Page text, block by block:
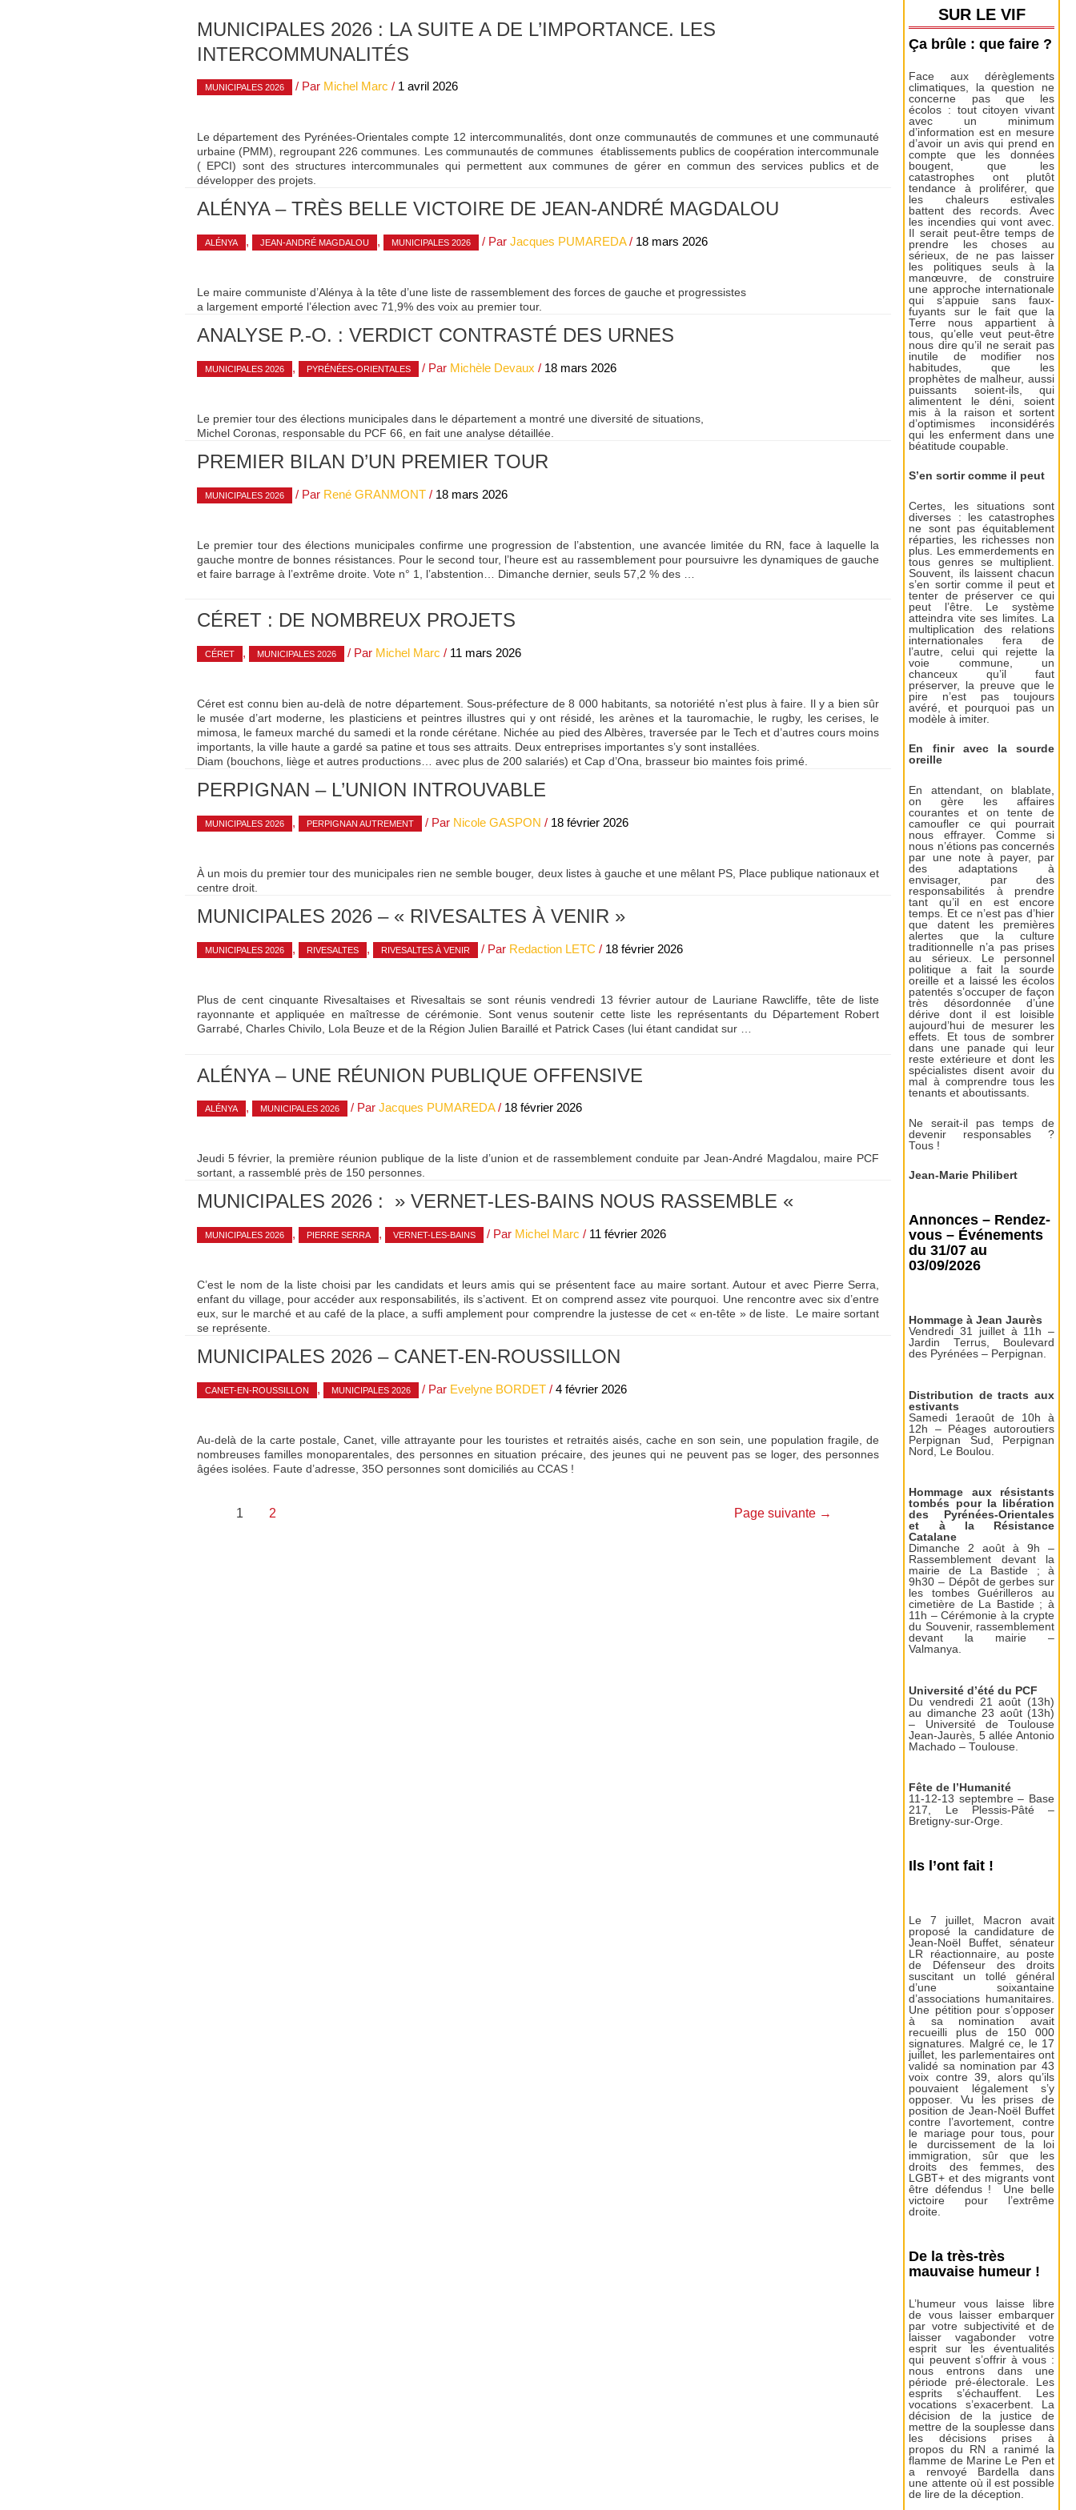
MUNICIPALES 2026 : LA SUITE A DE L’IMPORTANCE. LES
INTERCOMMUNALITÉS
MUNICIPALES 2026 / Par Michel Marc / 1 avril 2026
Le département des Pyrénées-Orientales compte 12 intercommunalités, dont onze communautés de communes et une communauté
urbaine (PMM), regroupant 226 communes. Les communautés de communes établissements publics de coopération intercommunale
( EPCI) sont des structures intercommunales qui permettent aux communes de gérer en commun des services publics et de
développer des projets.
ALÉNYA – TRÈS BELLE VICTOIRE DE JEAN-ANDRÉ MAGDALOU
ALÉNYA , JEAN-ANDRÉ MAGDALOU , MUNICIPALES 2026 / Par Jacques PUMAREDA / 18 mars 2026
Le maire communiste d’Alénya à la tête d’une liste de rassemblement des forces de gauche et progressistes
a largement emporté l’élection avec 71,9% des voix au premier tour.
ANALYSE P.-O. : VERDICT CONTRASTÉ DES URNES
MUNICIPALES 2026 , PYRÉNÉES-ORIENTALES / Par Michèle Devaux / 18 mars 2026
Le premier tour des élections municipales dans le département a montré une diversité de situations,
Michel Coronas, responsable du PCF 66, en fait une analyse détaillée.
PREMIER BILAN D’UN PREMIER TOUR
MUNICIPALES 2026 / Par René GRANMONT / 18 mars 2026
Le premier tour des élections municipales confirme une progression de l’abstention, une avancée limitée du RN, face à laquelle la
gauche montre de bonnes résistances. Pour le second tour, l’heure est au rassemblement pour poursuivre les dynamiques de gauche
et faire barrage à l’extrême droite. Vote n° 1, l’abstention… Dimanche dernier, seuls 57,2 % des …
CÉRET : DE NOMBREUX PROJETS
CÉRET , MUNICIPALES 2026 / Par Michel Marc / 11 mars 2026
Céret est connu bien au-delà de notre département. Sous-préfecture de 8 000 habitants, sa notoriété n’est plus à faire. Il y a bien sûr
le musée d’art moderne, les plasticiens et peintres illustres qui y ont résidé, les arènes et la tauromachie, le rugby, les cerises, le
mimosa, le fameux marché du samedi et la ronde cérétane. Nichée au pied des Albères, traversée par le Tech et d’autres cours moins
importants, la ville haute a gardé sa patine et tous ses attraits. Deux entreprises importantes s’y sont installées.
Diam (bouchons, liège et autres productions… avec plus de 200 salariés) et Cap d’Ona, brasseur bio maintes fois primé.
PERPIGNAN – L’UNION INTROUVABLE
MUNICIPALES 2026 , PERPIGNAN AUTREMENT / Par Nicole GASPON / 18 février 2026
À un mois du premier tour des municipales rien ne semble bouger, deux listes à gauche et une mêlant PS, Place publique nationaux et
centre droit.
MUNICIPALES 2026 – « RIVESALTES À VENIR »
MUNICIPALES 2026 , RIVESALTES , RIVESALTES À VENIR / Par Redaction LETC / 18 février 2026
Plus de cent cinquante Rivesaltaises et Rivesaltais se sont réunis vendredi 13 février autour de Lauriane Rawcliffe, tête de liste
rayonnante et appliquée en maîtresse de cérémonie. Sont venus soutenir cette liste les représentants du Département Robert
Garrabé, Charles Chivilo, Lola Beuze et de la Région Julien Baraillé et Patrick Cases (lui étant candidat sur …
ALÉNYA – UNE RÉUNION PUBLIQUE OFFENSIVE
ALÉNYA , MUNICIPALES 2026 / Par Jacques PUMAREDA / 18 février 2026
Jeudi 5 février, la première réunion publique de la liste d’union et de rassemblement conduite par Jean-André Magdalou, maire PCF
sortant, a rassemblé près de 150 personnes.
MUNICIPALES 2026 : » VERNET-LES-BAINS NOUS RASSEMBLE «
MUNICIPALES 2026 , PIERRE SERRA , VERNET-LES-BAINS / Par Michel Marc / 11 février 2026
C’est le nom de la liste choisi par les candidats et leurs amis qui se présentent face au maire sortant. Autour et avec Pierre Serra,
enfant du village, pour accéder aux responsabilités, ils s’activent. Et on comprend assez vite pourquoi. Une rencontre avec six d’entre
eux, sur le marché et au café de la place, a suffi amplement pour comprendre la justesse de cet « en-tête » de liste. Le maire sortant
se représente.
MUNICIPALES 2026 – CANET-EN-ROUSSILLON
CANET-EN-ROUSSILLON , MUNICIPALES 2026 / Par Evelyne BORDET / 4 février 2026
Au-delà de la carte postale, Canet, ville attrayante pour les touristes et retraités aisés, cache en son sein, une population fragile, de
nombreuses familles monoparentales, des personnes en situation précaire, des jeunes qui ne peuvent pas se loger, des personnes
âgées isolées. Faute d’adresse, 35O personnes sont domiciliés au CCAS !
Pagination
1 2 Page suivante →
SUR LE VIF
Ça brûle : que faire ?
Face aux dérèglements
climatiques, la question ne
concerne pas que les
écolos : tout citoyen vivant
avec un minimum
d’information est en mesure
d’avoir un avis qui prend en
compte que les données
bougent, que les
catastrophes ont plutôt
tendance à proliférer, que
les chaleurs estivales
battent des records. Avec
les incendies qui vont avec.
Il serait peut-être temps de
prendre les choses au
sérieux, de ne pas laisser
les politiques seuls à la
manœuvre, de construire
une approche internationale
qui s’appuie sans faux-
fuyants sur le fait que la
Terre nous appartient à
tous, qu’elle veut peut-être
nous dire qu’il ne serait pas
inutile de modifier nos
habitudes, que les
prophètes de malheur, aussi
puissants soient-ils, qui
alimentent le déni, soient
mis à la raison et sortent
d’optimismes inconsidérés
qui les enferment dans une
béatitude coupable.
S’en sortir comme il peut
Certes, les situations sont
diverses : les catastrophes
ne sont pas équitablement
réparties, les richesses non
plus. Les emmerdements en
tous genres se multiplient.
Souvent, ils laissent chacun
s’en sortir comme il peut et
tenter de préserver ce qui
peut l’être. Le système
atteindra vite ses limites. La
multiplication des relations
internationales fera de
l’autre, celui qui rejette la
voie commune, un
chanceux qu’il faut
préserver, la preuve que le
pire n’est pas toujours
avéré, et pourquoi pas un
modèle à imiter.
En finir avec la sourde
oreille
En attendant, on blablate,
on gère les affaires
courantes et on tente de
camoufler ce qui pourrait
nous effrayer. Comme si
nous n’étions pas concernés
par une note à payer, par
des adaptations à
envisager, par des
responsabilités à prendre
tant qu’il en est encore
temps. Et ce n’est pas d’hier
que datent les premières
alertes que la culture
traditionnelle n’a pas prises
au sérieux. Le personnel
politique a fait la sourde
oreille et a laissé les écolos
patentés s’occuper de façon
très désordonnée d’une
dérive dont il est loisible
aujourd’hui de mesurer les
effets. Et tous de sombrer
dans une panade qui leur
reste extérieure et dont les
spécialistes disent avoir du
mal à comprendre tous les
tenants et aboutissants.
Ne serait-il pas temps de
devenir responsables ?
Tous !
Jean-Marie Philibert
Annonces – Rendez-
vous – Événements
du 31/07 au
03/09/2026
Hommage à Jean Jaurès
Vendredi 31 juillet à 11h –
Jardin Terrus, Boulevard
des Pyrénées – Perpignan.
Distribution de tracts aux
estivants
Samedi 1eraoût de 10h à
12h – Péages autoroutiers
Perpignan Sud, Perpignan
Nord, Le Boulou.
Hommage aux résistants
tombés pour la libération
des Pyrénées-Orientales
et à la Résistance
Catalane
Dimanche 2 août à 9h –
Rassemblement devant la
mairie de La Bastide ; à
9h30 – Dépôt de gerbes sur
les tombes Guérilleros au
cimetière de La Bastide ; à
11h – Cérémonie à la crypte
du Souvenir, rassemblement
devant la mairie –
Valmanya.
Université d’été du PCF
Du vendredi 21 août (13h)
au dimanche 23 août (13h)
– Université de Toulouse
Jean-Jaurès, 5 allée Antonio
Machado – Toulouse.
Fête de l’Humanité
11-12-13 septembre – Base
217, Le Plessis-Pâté –
Bretigny-sur-Orge.
Ils l’ont fait !
Le 7 juillet, Macron avait
proposé la candidature de
Jean-Noël Buffet, sénateur
LR réactionnaire, au poste
de Défenseur des droits
suscitant un tollé général
d’une soixantaine
d’associations humanitaires.
Une pétition pour s’opposer
à sa nomination avait
recueilli plus de 150 000
signatures. Malgré ce, le 17
juillet, les parlementaires ont
validé sa nomination par 43
voix contre 39, alors qu’ils
pouvaient légalement s’y
opposer. Vu les prises de
position de Jean-Noël Buffet
contre l’avortement, contre
le mariage pour tous, pour
le durcissement de la loi
immigration, sûr que les
droits des femmes, des
LGBT+ et des migrants vont
être défendus ! Une belle
victoire pour l’extrême
droite.
De la très-très
mauvaise humeur !
L’humeur vous laisse libre
de vous laisser embarquer
par votre subjectivité et de
laisser vagabonder votre
esprit sur les éventualités
qui peuvent s’offrir à vous :
nous entrons dans une
période pré-électorale. Les
esprits s’échauffent. Les
vocations s’exacerbent. La
décision de la justice de
mettre de la souplesse dans
les décisions prises à
propos du RN a ranimé la
flamme de Marine Le Pen et
a renvoyé Bardella dans
une attente où il est possible
de lire de la déception.